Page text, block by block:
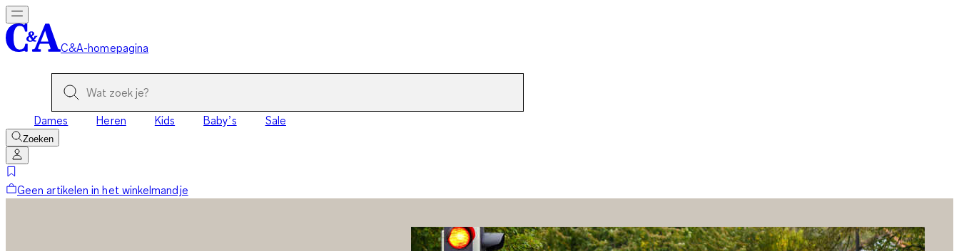
C&A-homepagina
Dames Heren Kids Baby’s Sale
Zoeken
Geen artikelen in het winkelmandje